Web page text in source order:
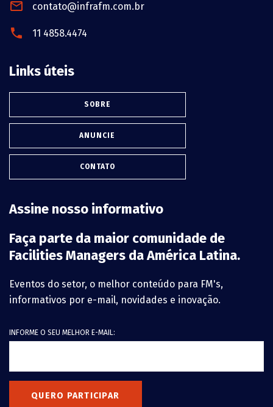
contato@infrafm.com.br
11 4858.4474
Links úteis
SOBRE
ANUNCIE
CONTATO
Assine nosso informativo
Faça parte da maior comunidade de
Facilities Managers da América Latina.
Eventos do setor, o melhor conteúdo para FM's,
informativos por e-mail, novidades e inovação.
INFORME O SEU MELHOR E-MAIL:
QUERO PARTICIPAR